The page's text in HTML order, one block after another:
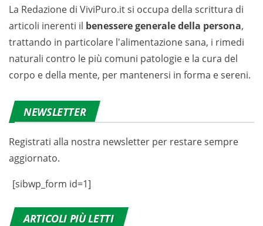
La Redazione di ViviPuro.it si occupa della scrittura di
articoli inerenti il benessere generale della persona,
trattando in particolare l'alimentazione sana, i rimedi
naturali contro le più comuni patologie e la cura del
corpo e della mente, per mantenersi in forma e sereni.
NEWSLETTER
Registrati alla nostra newsletter per restare sempre
aggiornato.
[sibwp_form id=1]
ARTICOLI PIÙ LETTI